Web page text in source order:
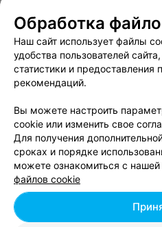
ДЕТСКИЙ БАССЕЙН
Akula (Акула)
Минск, ул. Уманская, 65 с 09:00
Все адреса
Смотрите также
Центры йоги в Московском
Обработка
Наш сайт использует файлы
удобства пользователей
статистики и предоставления
рекомендаций.
Вы можете настроить
cookie или изменить свое
Для получения
сроках и порядке
можете ознакомиться с нашей
файлов cookie